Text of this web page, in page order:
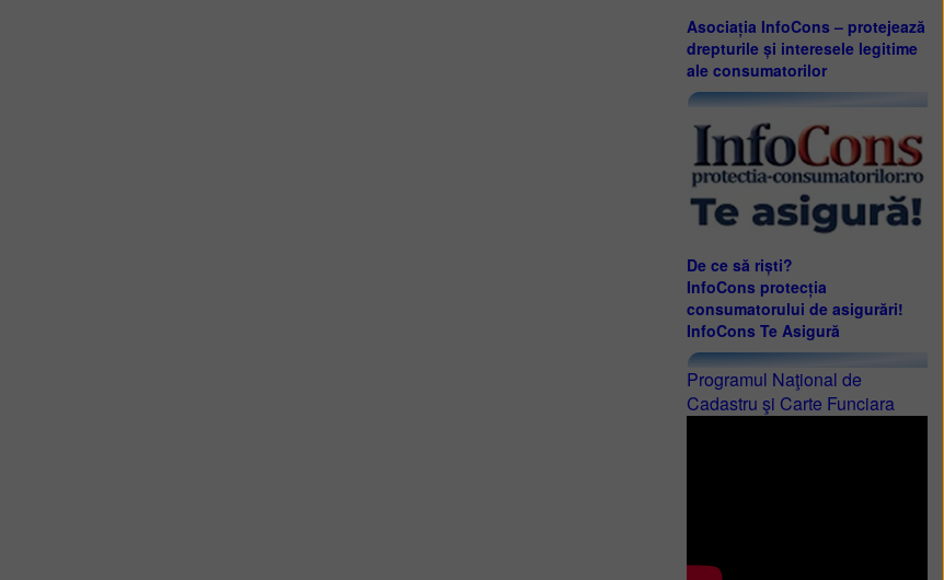
Asociația InfoCons – protejează
drepturile și interesele legitime
ale consumatorilor
De ce să riști?
InfoCons protecția
consumatorului de asigurări!
InfoCons Te Asigură
Programul Naţional de
Cadastru şi Carte Funciara